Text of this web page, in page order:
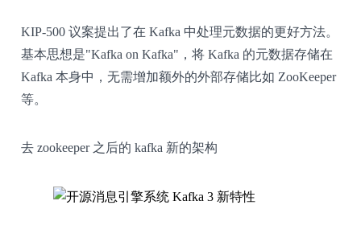
KIP-500 议案提出了在 Kafka 中处理元数据的更好方法。
基本思想是"Kafka on Kafka"，将 Kafka 的元数据存储在
Kafka 本身中，无需增加额外的外部存储比如 ZooKeeper
等。
去 zookeeper 之后的 kafka 新的架构